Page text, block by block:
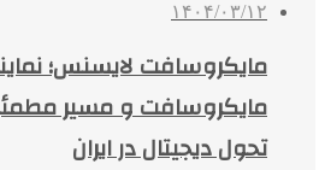
۱۴۰۴/۰۳/۱۲
مایکروسافت لایسنس؛
مایکروسافت و مسیر
تحول دیجیتال در ایران